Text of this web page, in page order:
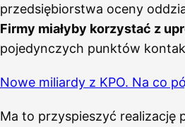
przedsiębiorstwa oceny
Firmy miałyby korzystać z
pojedynczych punktów
Nowe miliardy z KPO. Na co
Ma to przyspieszyć realizację